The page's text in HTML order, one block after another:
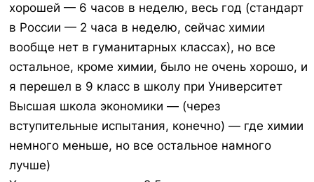
хорошей — 6 часов в неделю, весь год (стандарт
в России — 2 часа в неделю, сейчас химии
вообще нет в гуманитарных классах), но все
остальное, кроме химии, было не очень хорошо, и
я перешел в 9 класс в школу при Университет
Высшая школа экономики — (через
вступительные испытания, конечно) — где химии
немного меньше, но все остальное намного
лучше)